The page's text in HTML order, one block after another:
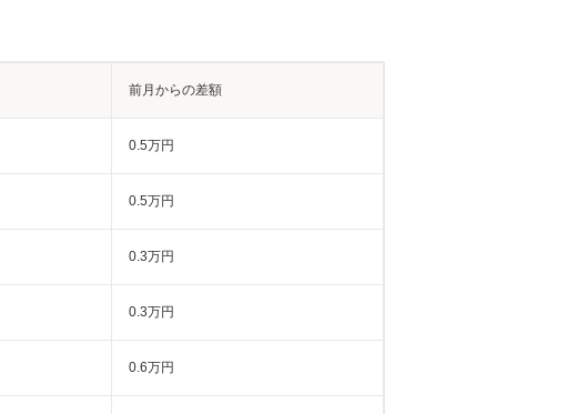
前月からの差額
0.5万円
0.5万円
0.3万円
0.3万円
0.6万円